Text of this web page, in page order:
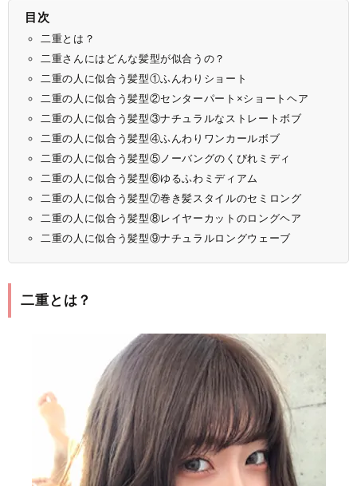
目次
二重とは？
二重さんにはどんな髪型が似合うの？
二重の人に似合う髪型①ふんわりショート
二重の人に似合う髪型②センターパート×ショートヘア
二重の人に似合う髪型③ナチュラルなストレートボブ
二重の人に似合う髪型④ふんわりワンカールボブ
二重の人に似合う髪型⑤ノーバングのくびれミディ
二重の人に似合う髪型⑥ゆるふわミディアム
二重の人に似合う髪型⑦巻き髪スタイルのセミロング
二重の人に似合う髪型⑧レイヤーカットのロングヘア
二重の人に似合う髪型⑨ナチュラルロングウェーブ
二重とは？